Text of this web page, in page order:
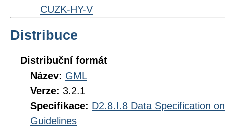
CUZK-HY-V
Distribuce
Distribuční formát
Název: GML
Verze: 3.2.1
Specifikace: D2.8.I.8 Data Specification
Guidelines